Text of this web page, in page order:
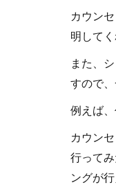
カウン
明して
また、
すので
例えば
カウン
行って
ングが行